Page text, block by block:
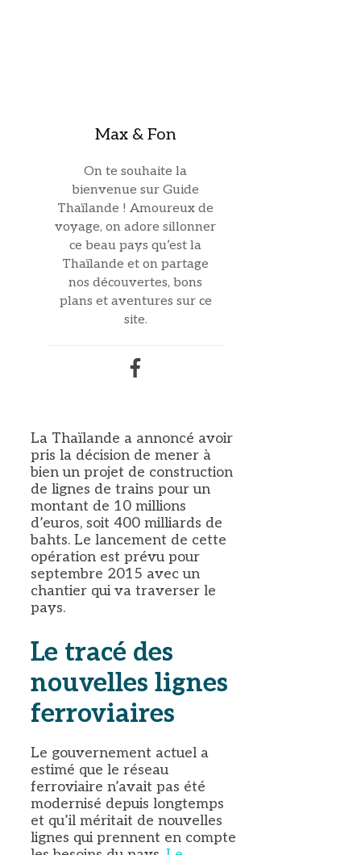
Max & Fon
On te souhaite la
bienvenue sur Guide
Thaïlande ! Amoureux de
voyage, on adore sillonner
ce beau pays qu’est la
Thaïlande et on partage
nos découvertes, bons
plans et aventures sur ce
site.
La Thaïlande a annoncé avoir
pris la décision de mener à
bien un projet de construction
de lignes de trains pour un
montant de 10 millions
d’euros, soit 400 milliards de
bahts. Le lancement de cette
opération est prévu pour
septembre 2015 avec un
chantier qui va traverser le
pays.
Le tracé des
nouvelles lignes
ferroviaires
Le gouvernement actuel a
estimé que le réseau
ferroviaire n’avait pas été
modernisé depuis longtemps
et qu’il méritait de nouvelles
lignes qui prennent en compte